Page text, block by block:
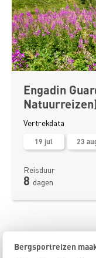
Bergsportreizen
Engadin
Natuurreizen)
Vertrekdata
19 jul 23
Reisduur
8 dagen
De